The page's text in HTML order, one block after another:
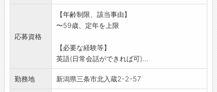
応。商品掲載、商品
の入れ替え等整理、在庫確認。)
3)商品知識を覚えるために会社内ショップでの
4)箱やパンフレットのデザイン
〇募集している方「明るく挨拶返事が出来る
方」「人と話すことが
苦にならない方」「英語を理解できる方」
応募資格
【年齢制限、該当事由】
〜59歳、定年を上限
【必要な経験等】
英語(日常会話ができれば可)...
勤務地 新潟県三条市北入蔵2-2-57